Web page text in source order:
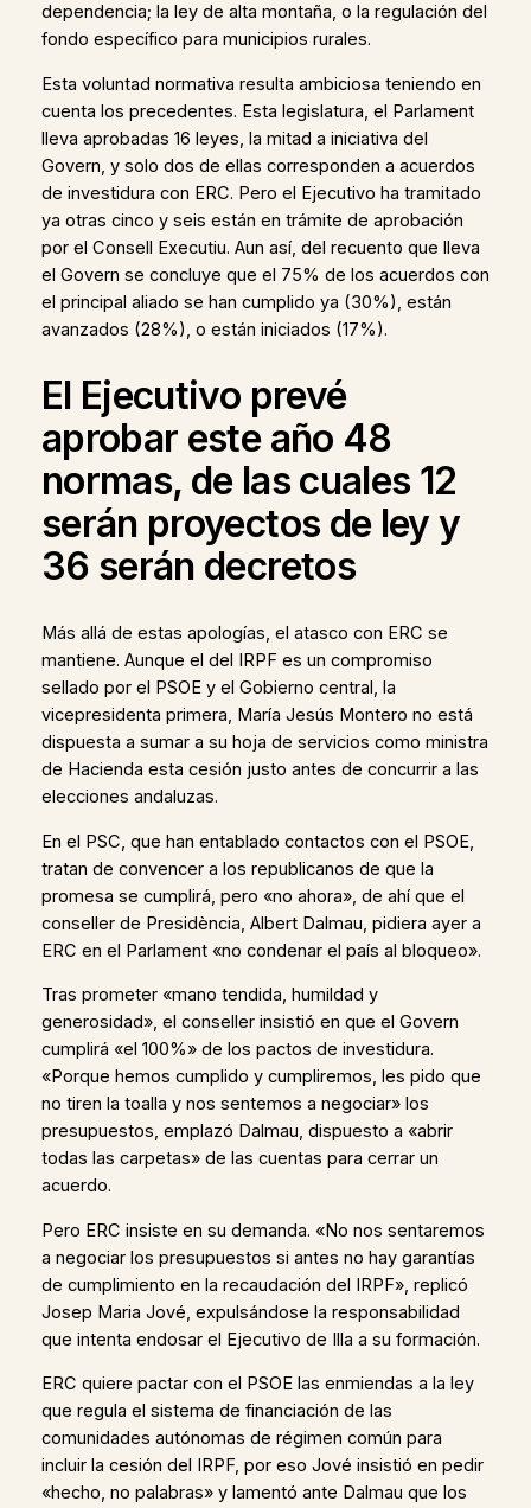
dependencia; la ley de alta montaña, o la regulación del
fondo específico para municipios rurales.
Esta voluntad normativa resulta ambiciosa teniendo en
cuenta los precedentes. Esta legislatura, el Parlament
lleva aprobadas 16 leyes, la mitad a iniciativa del
Govern, y solo dos de ellas corresponden a acuerdos
de investidura con ERC. Pero el Ejecutivo ha tramitado
ya otras cinco y seis están en trámite de aprobación
por el Consell Executiu. Aun así, del recuento que lleva
el Govern se concluye que el 75% de los acuerdos con
el principal aliado se han cumplido ya (30%), están
avanzados (28%), o están iniciados (17%).
El Ejecutivo prevé
aprobar este año 48
normas, de las cuales 12
serán proyectos de ley y
36 serán decretos
Más allá de estas apologías, el atasco con ERC se
mantiene. Aunque el del IRPF es un compromiso
sellado por el PSOE y el Gobierno central, la
vicepresidenta primera, María Jesús Montero no está
dispuesta a sumar a su hoja de servicios como ministra
de Hacienda esta cesión justo antes de concurrir a las
elecciones andaluzas.
En el PSC, que han entablado contactos con el PSOE,
tratan de convencer a los republicanos de que la
promesa se cumplirá, pero «no ahora», de ahí que el
conseller de Presidència, Albert Dalmau, pidiera ayer a
ERC en el Parlament «no condenar el país al bloqueo».
Tras prometer «mano tendida, humildad y
generosidad», el conseller insistió en que el Govern
cumplirá «el 100%» de los pactos de investidura.
«Porque hemos cumplido y cumpliremos, les pido que
no tiren la toalla y nos sentemos a negociar» los
presupuestos, emplazó Dalmau, dispuesto a «abrir
todas las carpetas» de las cuentas para cerrar un
acuerdo.
Pero ERC insiste en su demanda. «No nos sentaremos
a negociar los presupuestos si antes no hay garantías
de cumplimiento en la recaudación del IRPF», replicó
Josep Maria Jové, expulsándose la responsabilidad
que intenta endosar el Ejecutivo de Illa a su formación.
ERC quiere pactar con el PSOE las enmiendas a la ley
que regula el sistema de financiación de las
comunidades autónomas de régimen común para
incluir la cesión del IRPF, por eso Jové insistió en pedir
«hecho, no palabras» y lamentó ante Dalmau que los